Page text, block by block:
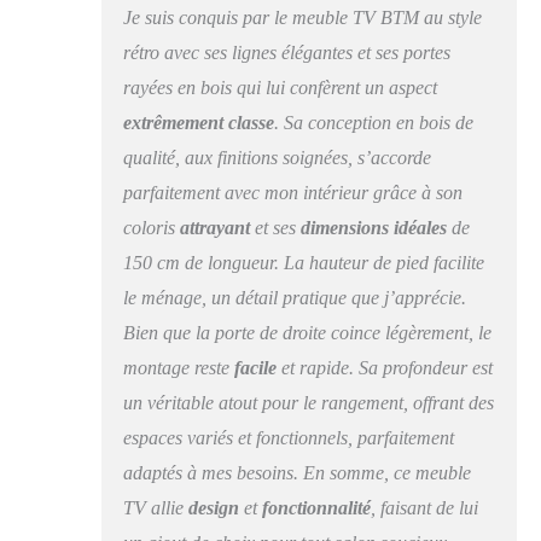
objets. 【Conception
Fabriqué en panneaux
de particules solides,
ce buffet conserve sa
utilisation prolongée.
【Design unique,
élégant et intemporel
rangement allie
éléments naturels et
créer un style unique.
Que ce soit pour une
soirée tranquille ou un
apportera une touche
d'élégance
intemporelle à votre
salon. 【Conception de
Je suis conquis par le meuble TV BTM au style
rétro avec ses lignes élégantes et ses portes
rayées en bois qui lui confèrent un aspect
extrêmement classe. Sa conception en bois de
qualité, aux finitions soignées, s’accorde
parfaitement avec mon intérieur grâce à son
coloris attrayantet ses dimensions idéalesde
150 cm de longueur. La hauteur de pied facilite
le ménage, un détail pratique que j’apprécie.
Bien que la porte de droite coince légèrement, le
montage reste facileet rapide. Sa profondeur est
un véritable atout pour le rangement, offrant des
espaces variés et fonctionnels, parfaitement
adaptés à mes besoins. En somme, ce meuble
TV allie design etfonctionnalité, faisant de lui